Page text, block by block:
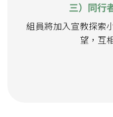
三）同行
組員將加入宣教探索
望，互